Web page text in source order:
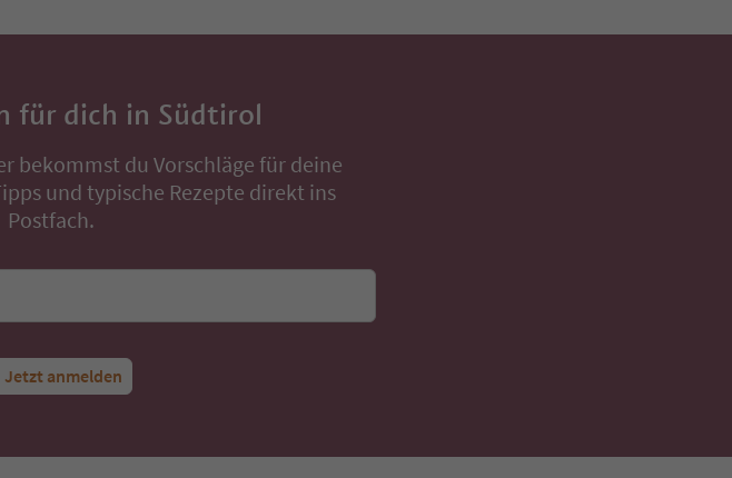
für dich in Südtirol
bekommst du Vorschläge für deine
und typische Rezepte direkt ins
Postfach.
Jetzt anmelden